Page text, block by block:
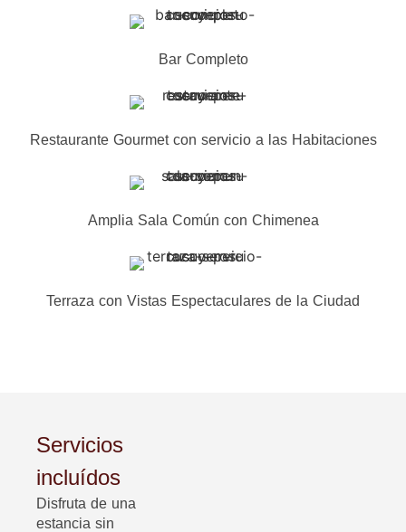
Bar Completo
Restaurante Gourmet con servicio a las Habitaciones
Amplia Sala Común con Chimenea
Terraza con Vistas Espectaculares de la Ciudad
Servicios
incluídos
Disfruta de una
estancia sin